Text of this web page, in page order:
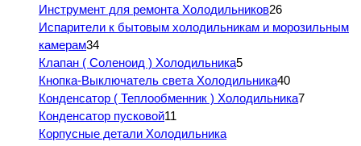
Инструмент для ремонта Холодильников26
Испарители к бытовым холодильникам и морозильным
камерам34
Клапан ( Соленоид ) Холодильника5
Кнопка-Выключатель света Холодильника40
Конденсатор ( Теплообменник ) Холодильника7
Конденсатор пусковой11
Корпусные детали Холодильника